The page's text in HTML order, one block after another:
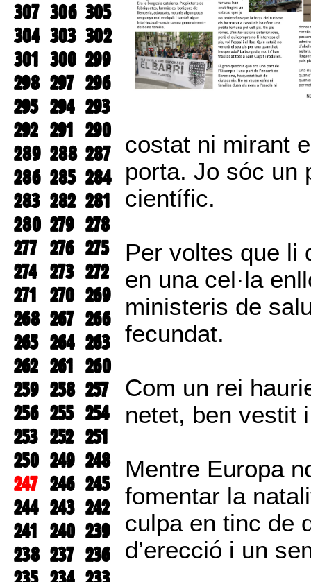
307 306 305
304 303 302
301 300 299
298 297 296
295 294 293
292 291 290
289 288 287
286 285 284
283 282 281
280 279 278
277 276 275
274 273 272
271 270 269
268 267 266
265 264 263
262 261 260
259 258 257
256 255 254
253 252 251
250 249 248
247 246 245
244 243 242
241 240 239
238 237 236
costat ni mirant
porta. Jo sóc un
científic.
Per voltes que li
en una cel·la
ministeris de
fecundat.
Com un rei
netet, ben vestit
Mentre Europa
fomentar la
culpa en tinc de
d’erecció i un